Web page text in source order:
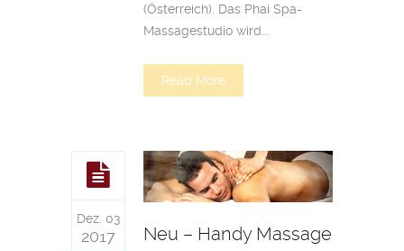
(Österreich). Das Phai Spa-
Massagestudio wird...
Read More
Dez. 03
2017 Neu – Handy Massage